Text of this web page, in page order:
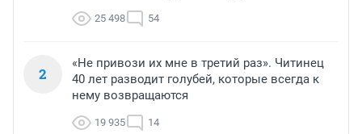
25 498 54
2
«Не привози их мне в третий раз». Читинец
40 лет разводит голубей, которые всегда к
нему возвращаются
19 935 14